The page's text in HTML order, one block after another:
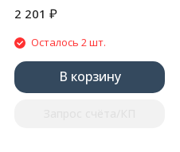
2 201 ₽
Осталось 2 шт.
В корзину